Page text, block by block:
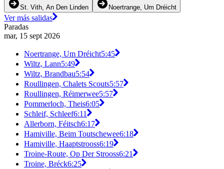
St. Vith, An Den Linden Noertrange, Um Dréicht
Ver más salidas
Paradas
mar, 15 sept 2026
Noertrange, Um Dréicht5:45
Wiltz, Lann5:49
Wiltz, Brandbau5:54
Roullingen, Chalets Scouts5:57
Roullingen, Réimerwee5:57
Pommerloch, Theis6:05
Schleif, Schleef6:11
Allerborn, Féitsch6:17
Hamiville, Beim Toutschewee6:18
Hamiville, Haaptstrooss6:19
Troine-Route, Op Der Strooss6:21
Troine, Bréck6:25